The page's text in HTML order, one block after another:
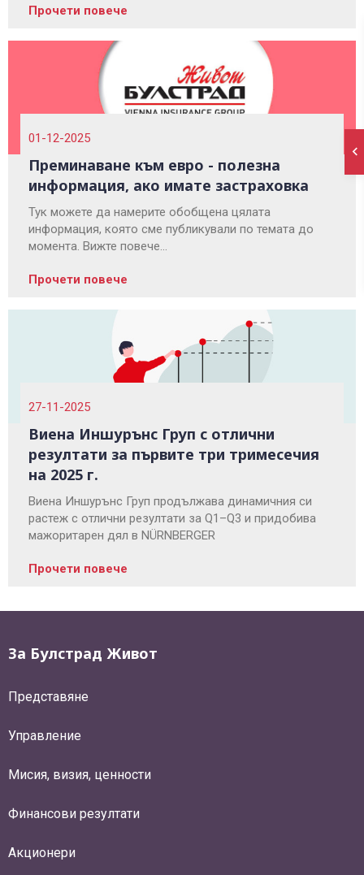
Прочети повече
01-12-2025
Преминаване към евро - полезна
информация, ако имате застраховка
Тук можете да намерите обобщена цялата
информация, която сме публикували по темата до
момента. Вижте повече...
Прочети повече
27-11-2025
Виена Иншурънс Груп с отлични
резултати за първите три тримесечия
на 2025 г.
Виена Иншурънс Груп продължава динамичния си
растеж с отлични резултати за Q1–Q3 и придобива
мажоритарен дял в NÜRNBERGER
Прочети повече
За Булстрад Живот
Представяне
Управление
Мисия, визия, ценности
Финансови резултати
Акционери